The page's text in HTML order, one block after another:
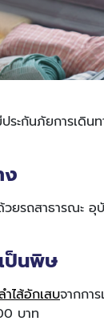
ระกันภัยการเดิ
ง
ยรถสาธารณะ
ป็นพิษ
ำไส้อักเสบจากกา
บาท